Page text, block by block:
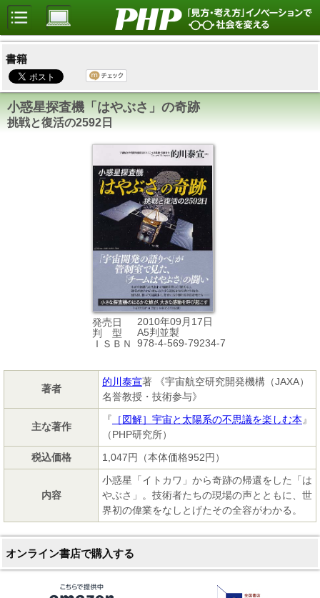
書籍
小惑星探査機「はやぶさ」の奇跡
挑戦と復活の2592日
発売日
2010年09月17日
判 型
A5判並製
ＩＳＢＮ
978-4-569-79234-7
著者
的川泰宣著 《宇宙航空研究開発機構（JAXA）
名誉教授・技術参与》
主な著作
『 ［図解］宇宙と太陽系の不思議を楽しむ本』
（PHP研究所）
税込価格
1,047円（本体価格952円）
内容
小惑星「イトカワ」から奇跡の帰還をした「は
やぶさ」。技術者たちの現場の声とともに、世
界初の偉業をなしとげたその全容がわかる。
オンライン書店で購入する